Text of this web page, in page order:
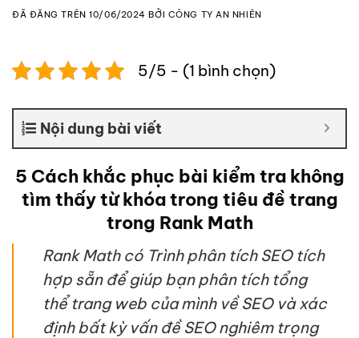
ĐÃ ĐĂNG TRÊN10/06/2024 BỞI CÔNG TY AN NHIÊN
5/5 - (1 bình chọn)
Nội dung bài viết
5 Cách khắc phục bài kiểm tra không
tìm thấy từ khóa trong tiêu đề trang
trong Rank Math
Rank Math có Trình phân tích SEO tích
hợp sẵn để giúp bạn phân tích tổng
thể trang web của mình về SEO và xác
định bất kỳ vấn đề SEO nghiêm trọng